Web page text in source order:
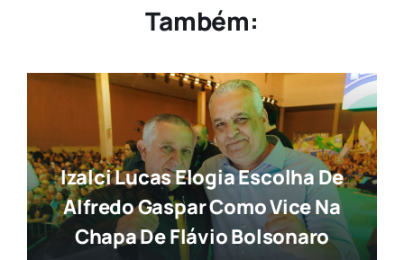
Também:
Izalci Lucas Elogia Escolha De
Alfredo Gaspar Como Vice Na
Chapa De Flávio Bolsonaro